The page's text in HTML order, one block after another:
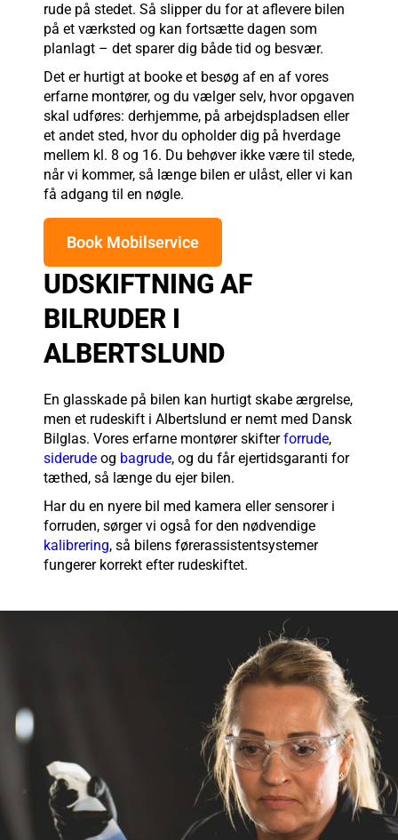
rude på stedet. Så slipper du for at aflevere bilen
på et værksted og kan fortsætte dagen som
planlagt – det sparer dig både tid og besvær.
Det er hurtigt at booke et besøg af en af vores
erfarne montører, og du vælger selv, hvor opgaven
skal udføres: derhjemme, på arbejdspladsen eller
et andet sted, hvor du opholder dig på hverdage
mellem kl. 8 og 16. Du behøver ikke være til stede,
når vi kommer, så længe bilen er ulåst, eller vi kan
få adgang til en nøgle.
Book Mobilservice
UDSKIFTNING AF
BILRUDER I
ALBERTSLUND
En glasskade på bilen kan hurtigt skabe ærgrelse,
men et rudeskift i Albertslund er nemt med Dansk
Bilglas. Vores erfarne montører skifterforrude,
siderude og bagrude, og du får ejertidsgaranti for
tæthed, så længe du ejer bilen.
Har du en nyere bil med kamera eller sensorer i
forruden, sørger vi også for den nødvendige
kalibrering, så bilens førerassistentsystemer
fungerer korrekt efter rudeskiftet.